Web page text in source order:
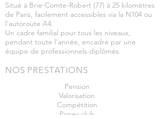
Situé à Brie-Comte-Robert (77) à 25 kilomètres
de Paris, facilement accessibles via la N104 ou
l’autoroute A4.
Un cadre familial pour tous les niveaux,
pendant toute l'année, encadré par une
équipe de professionnels diplômés.
NOS PRESTATIONS
Pension
Valorisation
Compétition
Poney club